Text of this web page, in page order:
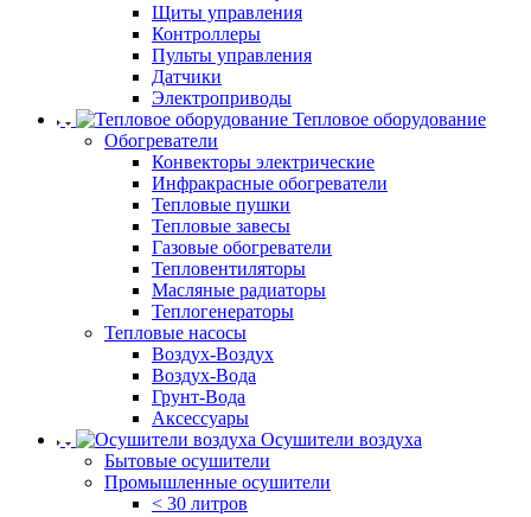
Щиты управления
Контроллеры
Пульты управления
Датчики
Электроприводы
Тепловое оборудование
Обогреватели
Конвекторы электрические
Инфракрасные обогреватели
Тепловые пушки
Тепловые завесы
Газовые обогреватели
Тепловентиляторы
Масляные радиаторы
Теплогенераторы
Тепловые насосы
Воздух-Воздух
Воздух-Вода
Грунт-Вода
Аксессуары
Осушители воздуха
Бытовые осушители
Промышленные осушители
< 30 литров